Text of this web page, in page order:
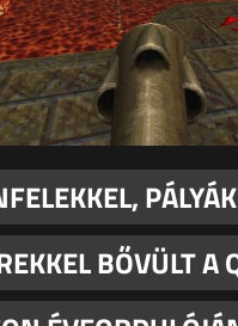
BŐVÜLT A